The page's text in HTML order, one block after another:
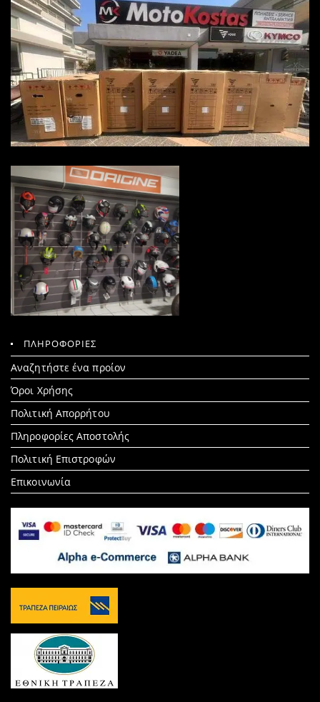
ΠΛΗΡΟΦΟΡΙΕΣ
Αναζητήστε ένα προίον
Search
for:
Όροι Χρήσης
Πολιτική Απορρήτου
Πληροφορίες Αποστολής
Πολιτική Επιστροφών
Επικοινωνία